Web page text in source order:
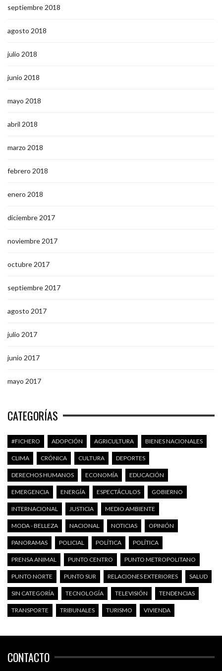
septiembre 2018
agosto 2018
julio 2018
junio 2018
mayo 2018
abril 2018
marzo 2018
febrero 2018
enero 2018
diciembre 2017
noviembre 2017
octubre 2017
septiembre 2017
agosto 2017
julio 2017
junio 2017
mayo 2017
CATEGORÍAS
#FICHERO ADOPCIÓN AGRICULTURA BIENES NACIONALES
CLIMA CRÓNICA CULTURA DEPORTES
DERECHOS HUMANOS ECONOMÍA EDUCACIÓN
EMERGENCIA ENERGÍA ESPECTÁCULOS GOBIERNO
INTERNACIONAL JUSTICIA MEDIO AMBIENTE
MODA - BELLEZA NACIONAL NOTICIAS OPINIÓN
PANORAMAS POLICIAL POLÍTICA POLÍTICA
PRENSA ANIMAL PUNTO CENTRO PUNTO METROPOLITANO
PUNTO NORTE PUNTO SUR RELACIONES EXTERIORES SALUD
SIN CATEGORÍA TECNOLOGÍA TELEVISIÓN TENDENCIAS
TRANSPORTE TRIBUNALES TURISMO VIVIENDA
CONTACTO